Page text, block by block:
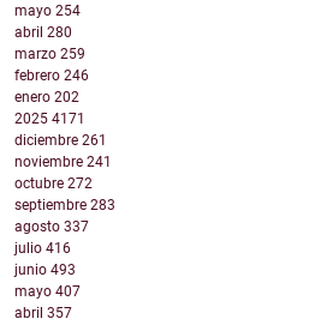
mayo 254
abril 280
marzo 259
febrero 246
enero 202
2025 4171
diciembre 261
noviembre 241
octubre 272
septiembre 283
agosto 337
julio 416
junio 493
mayo 407
abril 357